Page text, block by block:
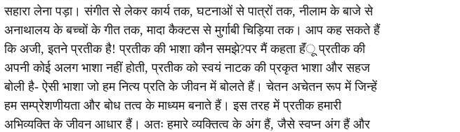
सहारा लेना पड़ा। संगीत से लेकर कार्य तक, घटनाओं से पात्रों तक, नीलाम के बाजे से
अनाथालय के बच्चों के गीत तक, मादा कैक्टस से मुर्गाबी चिड़िया तक। आप कह सकते हैं
कि अजी, इतने प्रतीक है! प्रतीक की भाशा कौन समझे?पर मैं कहता हॅंू प्रतीक की
अपनी कोई अलग भाशा नहीं होती, प्रतीक को स्वयं नाटक की प्रकृत भाशा और सहज
बोली है- ऐसी भाशा जो हम नित्य प्रति के जीवन में बोलते हैं। चेतन अचेतन रूप में जिन्हें
हम सम्प्रेशणीयता और बोध तत्व के माध्यम बनाते हैं। इस तरह में प्रतीक हमारी
अभिव्यक्ति के जीवन आधार हैं। अतः हमारे व्यक्तित्व के अंग हैं, जैसे स्वप्न अंग हैं और